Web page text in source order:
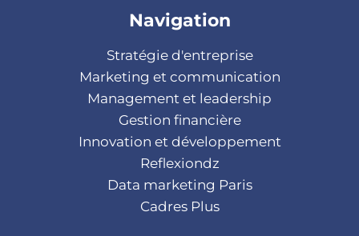
Navigation
Stratégie d'entreprise
Marketing et communication
Management et leadership
Gestion financière
Innovation et développement
Reflexiondz
Data marketing Paris
Cadres Plus